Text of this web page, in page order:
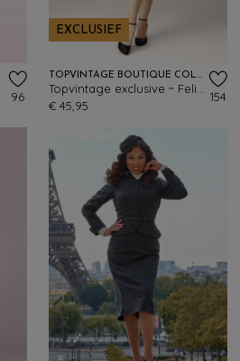
96
EXCLUSIEF
TOPVINTAGE BOUTIQUE COLLECTION
€ 45,95
154